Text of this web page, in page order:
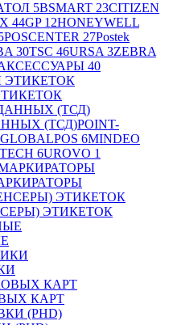
5BSMART 23CITIZEN
44GP12HONEYWELL
POSCENTER 27Postek
30TSC 46URSA 3ZEBRA
40
(ТСД)POINT-
GLOBALPOS 6MINDEO
6UROVO 1
ЭТИКЕТОК
КАРТ